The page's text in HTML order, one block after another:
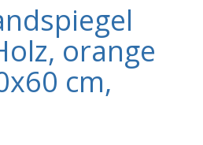
orange
cm,